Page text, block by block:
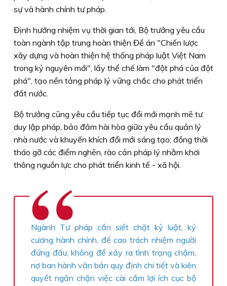
sự và hành chính tư pháp.
Định hướng nhiệm vụ thời gian tới, Bộ trưởng yêu cầu
toàn ngành tập trung hoàn thiện Đề án "Chiến lược
xây dựng và hoàn thiện hệ thống pháp luật Việt Nam
trong kỷ nguyên mới", lấy thể chế làm "đột phá của đột
phá", tạo nền tảng pháp lý vững chắc cho phát triển
đất nước.
Bộ trưởng cũng yêu cầu tiếp tục đổi mới mạnh mẽ tư
duy lập pháp, bảo đảm hài hòa giữa yêu cầu quản lý
nhà nước và khuyến khích đổi mới sáng tạo; đồng thời
tháo gỡ các điểm nghẽn, rào cản pháp lý nhằm khơi
thông nguồn lực cho phát triển kinh tế - xã hội.
Ngành Tư pháp cần siết chặt kỷ luật, kỷ
cương hành chính, đề cao trách nhiệm người
đứng đầu; không để xảy ra tình trạng chậm,
nợ ban hành văn bản quy định chi tiết và kiên
quyết ngăn chặn việc cài cắm lợi ích cục bộ